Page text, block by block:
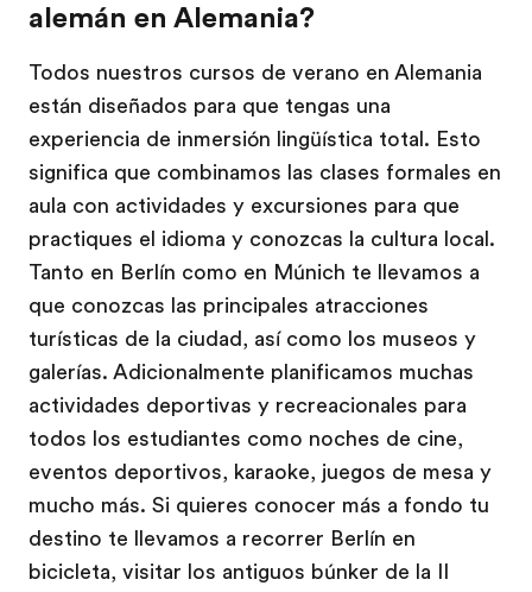
alemán en Alemania?
Todos nuestros cursos de verano en Alemania
están diseñados para que tengas una
experiencia de inmersión lingüística total. Esto
significa que combinamos las clases formales en
aula con actividades y excursiones para que
practiques el idioma y conozcas la cultura local.
Tanto en Berlín como en Múnich te llevamos a
que conozcas las principales atracciones
turísticas de la ciudad, así como los museos y
galerías. Adicionalmente planificamos muchas
actividades deportivas y recreacionales para
todos los estudiantes como noches de cine,
eventos deportivos, karaoke, juegos de mesa y
mucho más. Si quieres conocer más a fondo tu
destino te llevamos a recorrer Berlín en
bicicleta, visitar los antiguos búnker de la II